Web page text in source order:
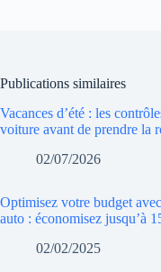
Publications similaires
Vacances d’été : les
voiture avant de prendre la
02/07/2026
Optimisez votre budget
auto : économisez jusqu’à
02/02/2025